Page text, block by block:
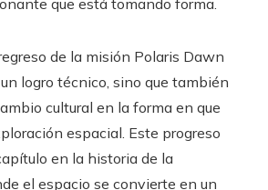
de la misión Polaris Dawn
logro técnico, sino que también
cultural en la forma en que
espacial. Este progreso
en la historia de la
el espacio se convierte en un